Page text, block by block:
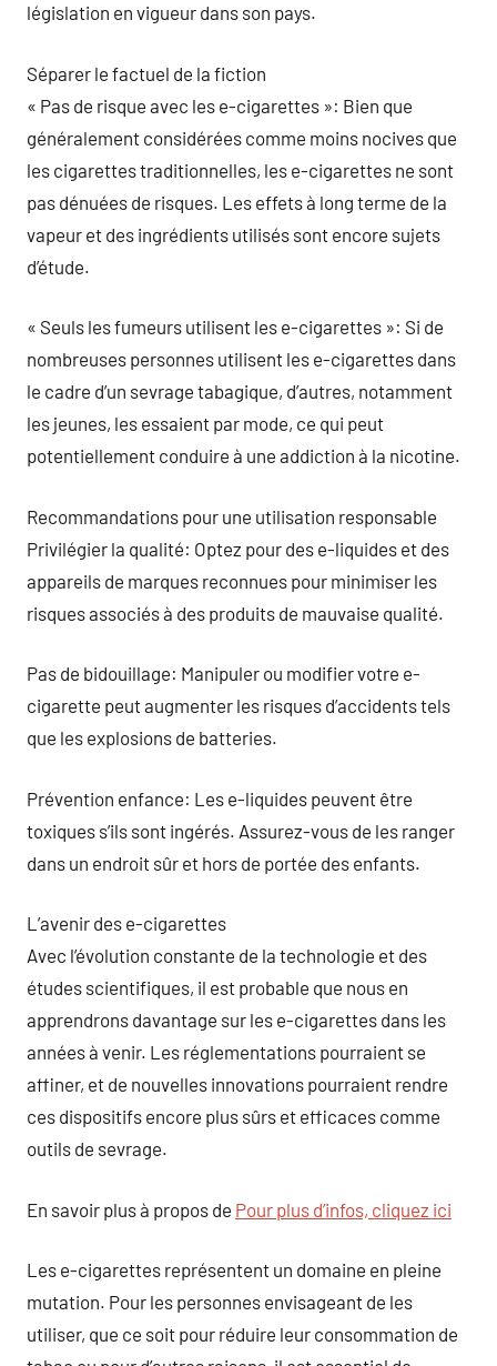
législation en vigueur dans son pays.
Séparer le factuel de la fiction
« Pas de risque avec les e-cigarettes »: Bien que
généralement considérées comme moins nocives que
les cigarettes traditionnelles, les e-cigarettes ne sont
pas dénuées de risques. Les effets à long terme de la
vapeur et des ingrédients utilisés sont encore sujets
d’étude.
« Seuls les fumeurs utilisent les e-cigarettes »: Si de
nombreuses personnes utilisent les e-cigarettes dans
le cadre d’un sevrage tabagique, d’autres, notamment
les jeunes, les essaient par mode, ce qui peut
potentiellement conduire à une addiction à la nicotine.
Recommandations pour une utilisation responsable
Privilégier la qualité: Optez pour des e-liquides et des
appareils de marques reconnues pour minimiser les
risques associés à des produits de mauvaise qualité.
Pas de bidouillage: Manipuler ou modifier votre e-
cigarette peut augmenter les risques d’accidents tels
que les explosions de batteries.
Prévention enfance: Les e-liquides peuvent être
toxiques s’ils sont ingérés. Assurez-vous de les ranger
dans un endroit sûr et hors de portée des enfants.
L’avenir des e-cigarettes
Avec l’évolution constante de la technologie et des
études scientifiques, il est probable que nous en
apprendrons davantage sur les e-cigarettes dans les
années à venir. Les réglementations pourraient se
affiner, et de nouvelles innovations pourraient rendre
ces dispositifs encore plus sûrs et efficaces comme
outils de sevrage.
En savoir plus à propos de Pour plus d’infos, cliquez ici
Les e-cigarettes représentent un domaine en pleine
mutation. Pour les personnes envisageant de les
utiliser, que ce soit pour réduire leur consommation de